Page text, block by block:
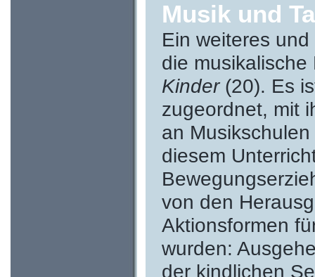
Musik und
Ein weiteres
die
Kinder (20). Es
zugeordnet, mit
an
diesem
von den
Aktionsformen
wurden:
der kindlichen